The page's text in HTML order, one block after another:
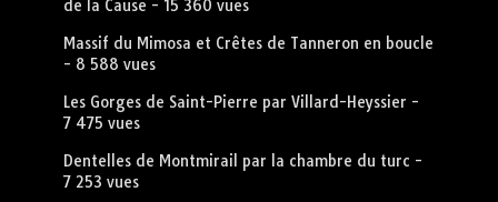
de la Cause - 15 360 vues
Massif du Mimosa et Crêtes de Tanneron en boucle
- 8 588 vues
Les Gorges de Saint-Pierre par Villard-Heyssier -
7 475 vues
Dentelles de Montmirail par la chambre du turc -
7 253 vues